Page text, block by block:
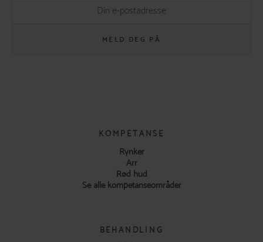
MELD DEG PÅ
KOMPETANSE
Rynker
Arr
Rød hud
Se alle kompetanseområder
BEHANDLING